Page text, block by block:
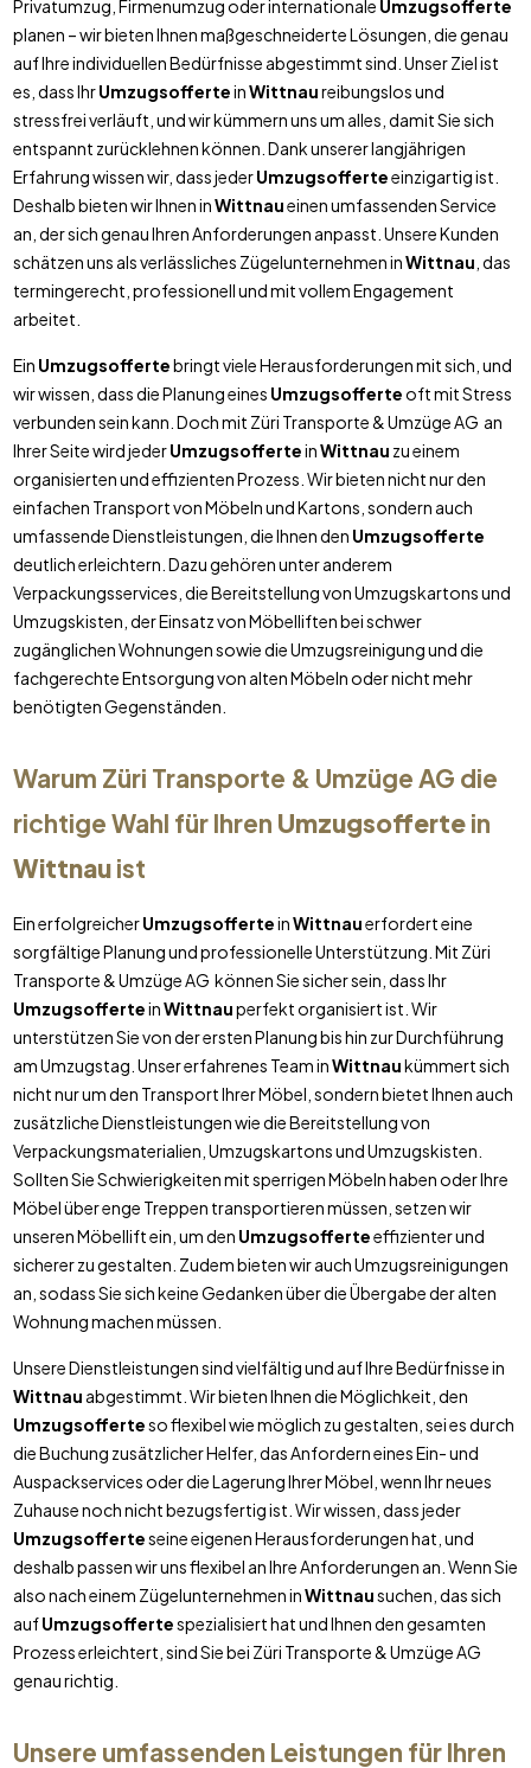
Privatumzug, Firmenumzug oder internationale Umzugsofferte
planen – wir bieten Ihnen maßgeschneiderte Lösungen, die genau
auf Ihre individuellen Bedürfnisse abgestimmt sind. Unser Ziel ist
es, dass IhrUmzugsofferteinWittnaureibungslos und
stressfrei verläuft, und wir kümmern uns um alles, damit Sie sich
entspannt zurücklehnen können. Dank unserer langjährigen
Erfahrung wissen wir, dass jederUmzugsofferteeinzigartig ist.
Deshalb bieten wir Ihnen inWittnaueinen umfassenden Service
an, der sich genau Ihren Anforderungen anpasst. Unsere Kunden
schätzen uns als verlässliches Zügelunternehmen inWittnau , das
termingerecht, professionell und mit vollem Engagement
arbeitet.
Ein Umzugsoffertebringt viele Herausforderungen mit sich, und
wir wissen, dass die Planung eines Umzugsofferteoft mit Stress
verbunden sein kann. Doch mit Züri Transporte & Umzüge AG an
Ihrer Seite wird jederUmzugsofferteinWittnau zu einem
organisierten und effizienten Prozess. Wir bieten nicht nur den
einfachen Transport von Möbeln und Kartons, sondern auch
umfassende Dienstleistungen, die Ihnen den Umzugsofferte
deutlich erleichtern. Dazu gehören unter anderem
Verpackungsservices, die Bereitstellung von Umzugskartons und
Umzugskisten, der Einsatz von Möbelliften bei schwer
zugänglichen Wohnungen sowie die Umzugsreinigung und die
fachgerechte Entsorgung von alten Möbeln oder nicht mehr
benötigten Gegenständen.
Warum Züri Transporte & Umzüge AG die
richtige Wahl für Ihren Umzugsoffertein
Wittnauist
Ein erfolgreicherUmzugsofferteinWittnauerfordert eine
sorgfältige Planung und professionelle Unterstützung. Mit Züri
Transporte & Umzüge AG können Sie sicher sein, dass Ihr
UmzugsofferteinWittnauperfekt organisiert ist. Wir
unterstützen Sie von der ersten Planung bis hin zur Durchführung
am Umzugstag. Unser erfahrenes Team inWittnaukümmert sich
nicht nur um den Transport Ihrer Möbel, sondern bietet Ihnen auch
zusätzliche Dienstleistungen wie die Bereitstellung von
Verpackungsmaterialien, Umzugskartons und Umzugskisten.
Sollten Sie Schwierigkeiten mit sperrigen Möbeln haben oder Ihre
Möbel über enge Treppen transportieren müssen, setzen wir
unseren Möbellift ein, um den Umzugsofferteeffizienter und
sicherer zu gestalten. Zudem bieten wir auch Umzugsreinigungen
an, sodass Sie sich keine Gedanken über die Übergabe der alten
Wohnung machen müssen.
Unsere Dienstleistungen sind vielfältig und auf Ihre Bedürfnisse in
Wittnau abgestimmt. Wir bieten Ihnen die Möglichkeit, den
Umzugsofferteso flexibel wie möglich zu gestalten, sei es durch
die Buchung zusätzlicher Helfer, das Anfordern eines Ein- und
Auspackservices oder die Lagerung Ihrer Möbel, wenn Ihr neues
Zuhause noch nicht bezugsfertig ist. Wir wissen, dass jeder
Umzugsofferteseine eigenen Herausforderungen hat, und
deshalb passen wir uns flexibel an Ihre Anforderungen an. Wenn Sie
also nach einem Zügelunternehmen inWittnausuchen, das sich
aufUmzugsoffertespezialisiert hat und Ihnen den gesamten
Prozess erleichtert, sind Sie bei Züri Transporte & Umzüge AG
genau richtig.
Unsere umfassenden Leistungen für Ihren